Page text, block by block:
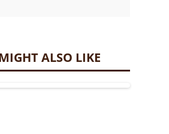
ALSO LIKE